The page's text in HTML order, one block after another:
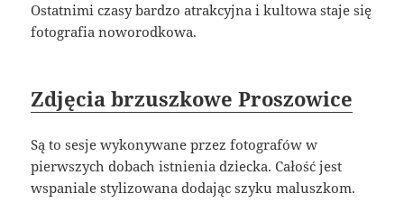
Ostatnimi czasy bardzo atrakcyjna i kultowa staje się
fotografia noworodkowa.
Zdjęcia brzuszkowe Proszowice
Są to sesje wykonywane przez fotografów w
pierwszych dobach istnienia dziecka. Całość jest
wspaniale stylizowana dodając szyku maluszkom.